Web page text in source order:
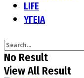
LIFE
ΥΓΕΙΑ
No Result
View All Result